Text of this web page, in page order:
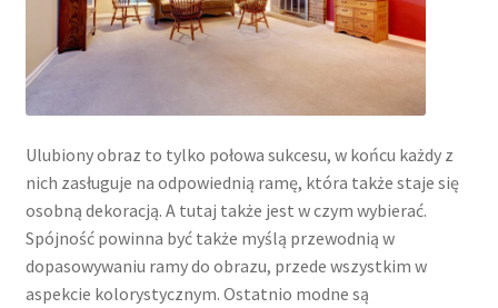
Ulubiony obraz to tylko połowa sukcesu, w końcu każdy z
nich zasługuje na odpowiednią ramę, która także staje się
osobną dekoracją. A tutaj także jest w czym wybierać.
Spójność powinna być także myślą przewodnią w
dopasowywaniu ramy do obrazu, przede wszystkim w
aspekcie kolorystycznym. Ostatnio modne są